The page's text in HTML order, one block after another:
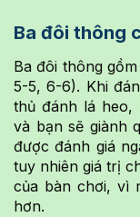
Ba đôi thông
Ba đôi thông
5-5, 6-6). Khi
thủ đánh lá heo,
và bạn sẽ giành
được đánh giá
tuy nhiên giá trị
của bàn chơi, vì
hơn.